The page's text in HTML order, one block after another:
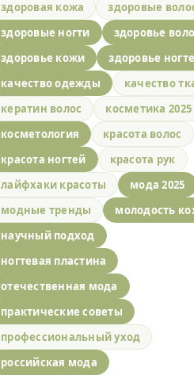
здоровая кожа
здоровые
здоровые ногти
здоровье
здоровье кожи
здоровье
качество одежды
качество
кератин волос
косметика 2025
косметология
красота волос
красота ногтей
красота рук
лайфхаки красоты
мода 2025
модные тренды
молодость
научный подход
ногтевая пластина
отечественная мода
практические советы
профессиональный уход
российская мода